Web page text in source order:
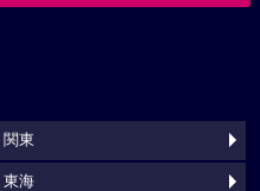
関東
東海